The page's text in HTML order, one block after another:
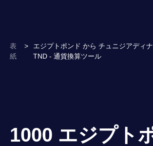
表
紙
>
エジプトポンド から チュニジアディ
TND - 通貨換算ツール
1000 エジプト